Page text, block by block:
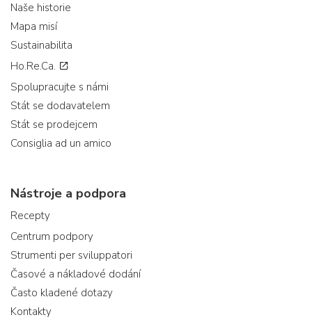
Naše historie
Mapa misí
Sustainabilita
Ho.Re.Ca.
Spolupracujte s námi
Stát se dodavatelem
Stát se prodejcem
Consiglia ad un amico
Nástroje a podpora
Recepty
Centrum podpory
Strumenti per sviluppatori
Časové a nákladové dodání
Často kladené dotazy
Kontakty